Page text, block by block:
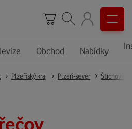
Obchod Nabídky
Plzeňský kraj Plzeň-sever Štichovice